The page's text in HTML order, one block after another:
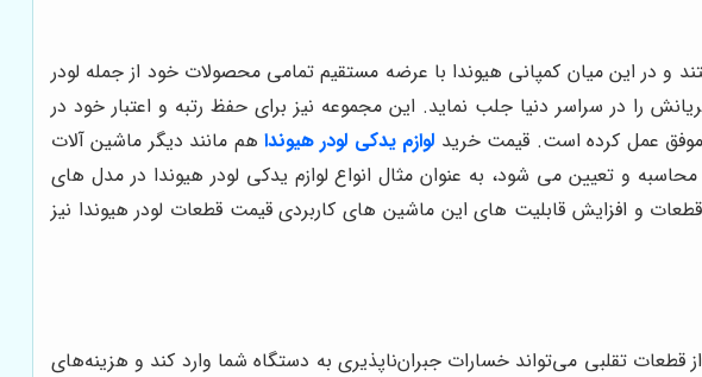
و در این میان کمپانی هیوندا با عرضه مستقیم تمامی محصولات خود از جمله لودر
را در سراسر دنیا جلب نماید. این مجموعه نیز برای حفظ رتبه و اعتبار خود در
موفق عمل کرده است. قیمت خرید لوازم یدکی لودر هیونداهم مانند دیگر ماشین آلات
و تعیین می شود، به عنوان مثال انواع لوازم یدکی لودر هیوندا در مدل های
و افزایش قابلیت های این ماشین های کاربردی قیمت قطعات لودر هیوندا نیز
قطعات تقلبی می‌تواند خسارات جبران‌ناپذیری به دستگاه شما وارد کند و هزینه‌های